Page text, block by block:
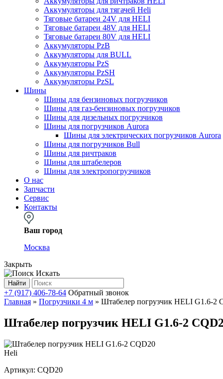
Аккумуляторы для тягачей Heli
Тяговые батареи 24V для HELI
Тяговые батареи 48V для HELI
Тяговые батареи 80V для HELI
Аккумуляторы PzB
Аккумуляторы для BULL
Аккумуляторы PzS
Аккумуляторы PzSH
Аккумуляторы PzSL
Шины
Шины для бензиновых погрузчиков
Шины для газ-бензиновых погрузчиков
Шины для дизельных погрузчиков
Шины для погрузчиков Aurora
Шины для электрических погрузчиков Aurora
Шины для погрузчиков Bull
Шины для ричтраков
Шины для штабелеров
Шины для электропогрузчиков
О нас
Запчасти
Сервис
Контакты
Ваш город
Москва
Закрыть
Искать
Найти
+7 (917) 406-78-64 Обратный звонок
Главная » Погрузчики 4 м » Штабелер погрузчик HELI G1.6-2
Штабелер погрузчик HELI G1.6-2
Heli
Артикул: CQD20